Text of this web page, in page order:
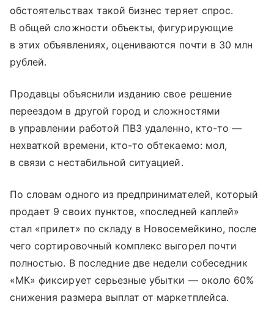
обстоятельствах такой бизнес теряет спрос.
В общей сложности объекты, фигурирующие
в этих объявлениях, оцениваются почти в 30 млн
рублей.
Продавцы объяснили изданию свое решение
переездом в другой город и сложностями
в управлении работой ПВЗ удаленно, кто-то —
нехваткой времени, кто-то обтекаемо: мол,
в связи с нестабильной ситуацией.
По словам одного из предпринимателей, который
продает 9 своих пунктов, «последней каплей»
стал «прилет» по складу в Новосемейкино, после
чего сортировочный комплекс выгорел почти
полностью. В последние две недели собеседник
«МК» фиксирует серьезные убытки — около 60%
снижения размера выплат от маркетплейса.